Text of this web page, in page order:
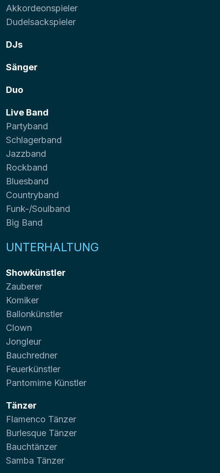
Akkordeonspieler
Dudelsackspieler
DJs
Sänger
Duo
Live Band
Partyband
Schlagerband
Jazzband
Rockband
Bluesband
Countryband
Funk-/Soulband
Big Band
UNTERHALTUNG
Showkünstler
Zauberer
Komiker
Ballonkünstler
Clown
Jongleur
Bauchredner
Feuerkünstler
Pantomime Künstler
Tänzer
Flamenco Tänzer
Burlesque Tänzer
Bauchtänzer
Samba Tänzer